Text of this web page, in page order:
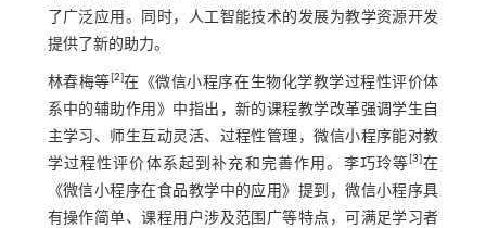
了广泛应用。同时，人工智能技术的发展为教学资源开发
提供了新的助力。
林春梅等 2 在《微信小程序在生物化学教学过程性评价体
系中的辅助作用》中指出，新的课程教学改革强调学生自
主学习、师生互动灵活、过程性管理，微信小程序能对教
学过程性评价体系起到补充和完善作用。李巧玲等 [3 在
《微信小程序在食品教学中的应用》提到，微信小程序具
有操作简单、课程用户涉及范围广等特点，可满足学习者